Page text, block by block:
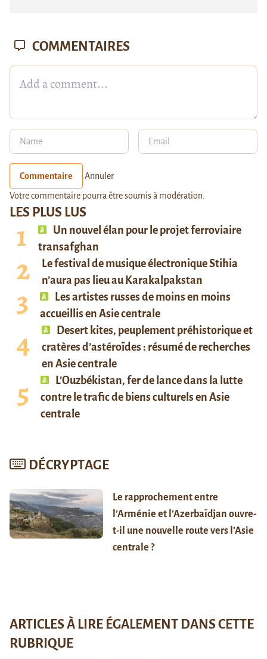
LES PLUS LUS
Un nouvel élan pour le projet ferroviaire
transafghan
Le festival de musique électronique Stihia
n’aura pas lieu au Karakalpakstan
Les artistes russes de moins en moins
accueillis en Asie centrale
Desert kites, peuplement préhistorique et
cratères d’astéroïdes : résumé de recherches
en Asie centrale
L’Ouzbékistan, fer de lance dans la lutte
contre le trafic de biens culturels en Asie
centrale
DÉCRYPTAGE
Le rapprochement entre
l’Arménie et l’Azerbaïdjan ouvre-
t-il une nouvelle route vers l’Asie
centrale ?
COMMENTAIRES
Commentaire Annuler
Votre commentaire pourra être soumis à modération.
ARTICLES À LIRE ÉGALEMENT DANS CETTE
RUBRIQUE